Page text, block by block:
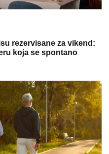
rezervisane za vikend:
koja se spontano